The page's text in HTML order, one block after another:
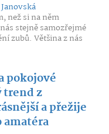
než si na něm
stejně samozřejmé
zubů. Většina z nás
pokojové
z
a přežije